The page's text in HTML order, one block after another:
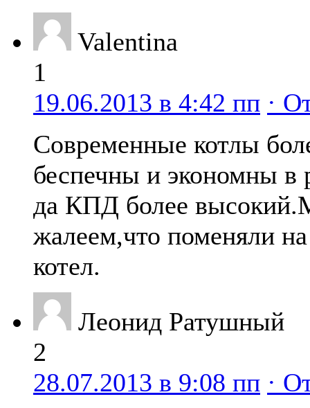
Valentina
1
19.06.2013 в 4:42 пп ·
Современные котлы
беспечны и экономны в
да КПД более
жалеем,что поменяли на
котел.
Леонид Ратушный
2
28.07.2013 в 9:08 пп ·